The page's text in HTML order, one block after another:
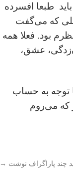
طبعا افسرده
که می‌گفت
بود. فعلا همه
عشق،
توجه به حساب
که می‌روم
چند پاراگراف نوشت →